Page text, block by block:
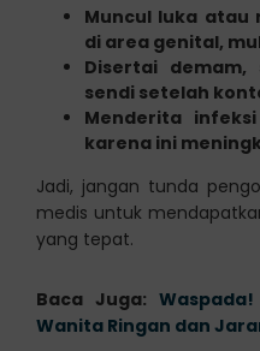
Muncul luka atau
di area genital,
Disertai
sendi setelah
Menderita
karena ini
Jadi, jangan tunda
medis untuk
yang tepat.
Baca Juga:
Wanita Ringan dan